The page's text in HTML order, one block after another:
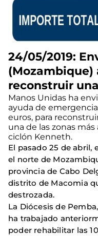
24/05/2019:
(Mozambique)
reconstruir
Manos Unidas ha
ayuda de
euros, para
una de las zonas
ciclón Kenneth.
El pasado 25 de abril,
el norte de
provincia de Cabo
distrito de Macomia
destrozada.
La Diócesis de
ha trabajado
poder rehabilitar las